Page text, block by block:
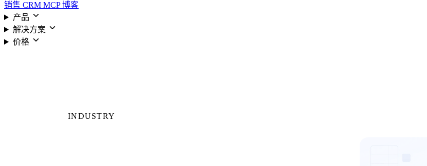
销售 CRM MCP博客
产品
解决方案
价格
INDUSTRY